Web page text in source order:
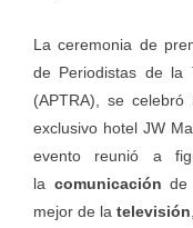
La ceremonia de
de Periodistas de la
(APTRA), se
exclusivo hotel JW
evento reunió a
la comunicación de
mejor de la televisión